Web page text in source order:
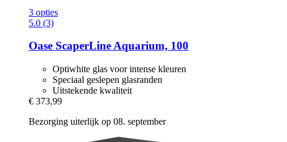
3 opties
5.0 (3)
Oase ScaperLine Aquarium, 100
Optiwhite glas voor intense kleuren
Speciaal geslepen glasranden
Uitstekende kwaliteit
€ 373,99
Bezorging uiterlijk op 08. september